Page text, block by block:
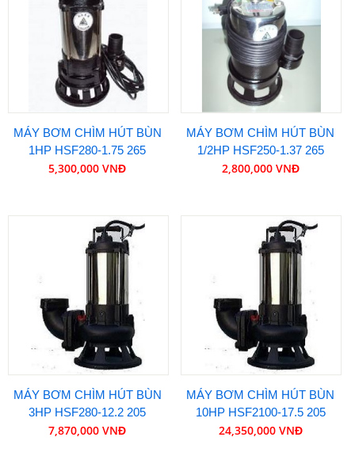
MÁY BƠM CHÌM HÚT BÙN
1HP HSF280-1.75 265
5,300,000 VNĐ
MÁY BƠM CHÌM HÚT BÙN
1/2HP HSF250-1.37 265
2,800,000 VNĐ
MÁY BƠM CHÌM HÚT BÙN
3HP HSF280-12.2 205
7,870,000 VNĐ
MÁY BƠM CHÌM HÚT BÙN
10HP HSF2100-17.5 205
24,350,000 VNĐ